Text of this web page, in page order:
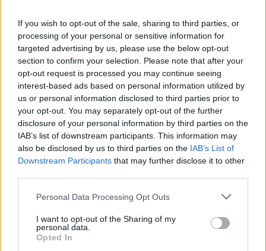
If you wish to opt-out of the sale, sharing to third parties, or
processing of your personal or sensitive information for
targeted advertising by us, please use the below opt-out
section to confirm your selection. Please note that after your
opt-out request is processed you may continue seeing
interest-based ads based on personal information utilized by
us or personal information disclosed to third parties prior to
your opt-out. You may separately opt-out of the further
disclosure of your personal information by third parties on the
IAB’s list of downstream participants. This information may
also be disclosed by us to third parties on the IAB’s List of
Downstream Participants that may further disclose it to other
Please note that this website/app uses one or more Google
not limited to your visit or usage behaviour. You may click to
grant or deny consent to Google and its third-party tags to
use your data for below specified purposes in below Google
Personal Data Processing Opt Outs
I want to opt-out of the Sharing of my
personal data.
Opted In
Facebookon is!
Követem
#DRÁGA ÖRÖKÖSÖK #ADÁSRÉSZLETEK
#SZAPPANOS KATA #VARGA STEFI #GÁL DANI
#3. ÉVAD #6. RÉSZ